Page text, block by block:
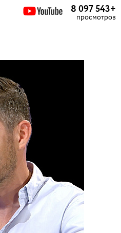
8 097 543+
просмотров